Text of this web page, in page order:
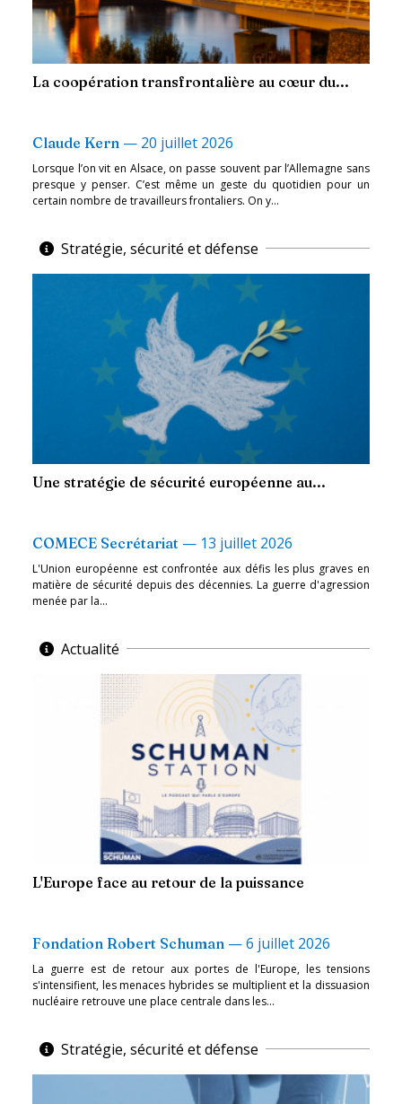
La coopération transfrontalière au cœur du...
Claude Kern — 20 juillet 2026
Lorsque l’on vit en Alsace, on passe souvent par l’Allemagne sans
presque y penser. C’est même un geste du quotidien pour un
certain nombre de travailleurs frontaliers. On y...
Stratégie, sécurité et défense
Une stratégie de sécurité européenne au...
COMECE Secrétariat — 13 juillet 2026
L'Union européenne est confrontée aux défis les plus graves en
matière de sécurité depuis des décennies. La guerre d'agression
menée par la...
Actualité
L'Europe face au retour de la puissance
Fondation Robert Schuman —6 juillet 2026
La guerre est de retour aux portes de l'Europe, les tensions
s'intensifient, les menaces hybrides se multiplient et la dissuasion
nucléaire retrouve une place centrale dans les...
Stratégie, sécurité et défense